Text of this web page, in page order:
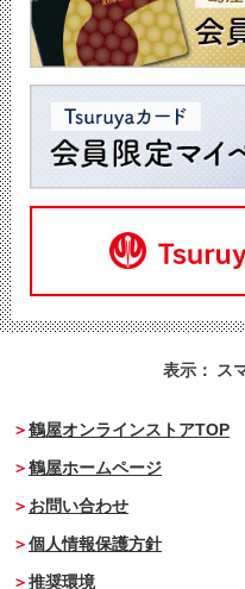
表示： ス
鶴屋オンラインストアTOP
鶴屋ホームページ
お問い合わせ
個人情報保護方針
推奨環境